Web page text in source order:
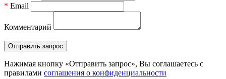
* Email
Комментарий
Нажимая кнопку «Отправить запрос», Вы соглашаетесь c
правилами соглашения о конфиденциальности